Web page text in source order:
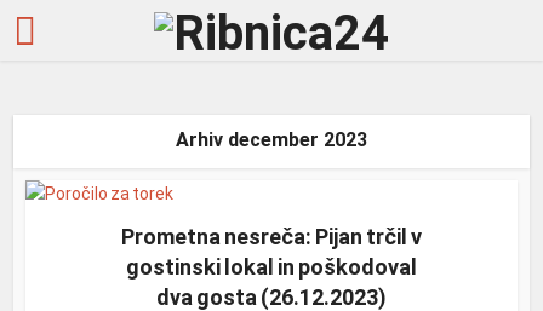
Arhiv december 2023
Prometna nesreča: Pijan trčil v
gostinski lokal in poškodoval
dva gosta (26.12.2023)